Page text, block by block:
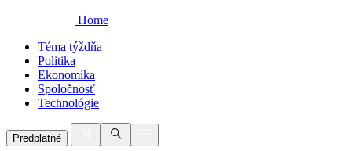
Home
Téma týždňa
Politika
Ekonomika
Spoločnosť
Technológie
Predplatné